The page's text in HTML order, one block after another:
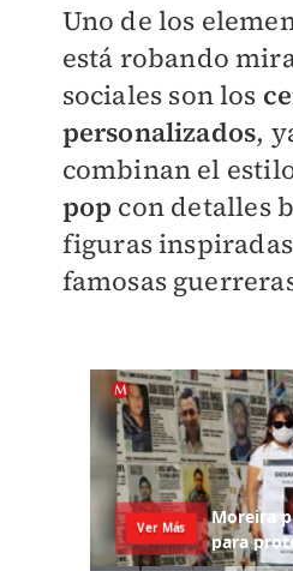
Uno de los
está robando
sociales son los
personalizados,
combinan el
pop con detalles
figuras
famosas